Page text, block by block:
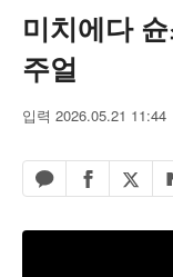
미치에다
주얼
입력 2026.05.21 11:44
카카오톡 공유하기
페이스북
엑스